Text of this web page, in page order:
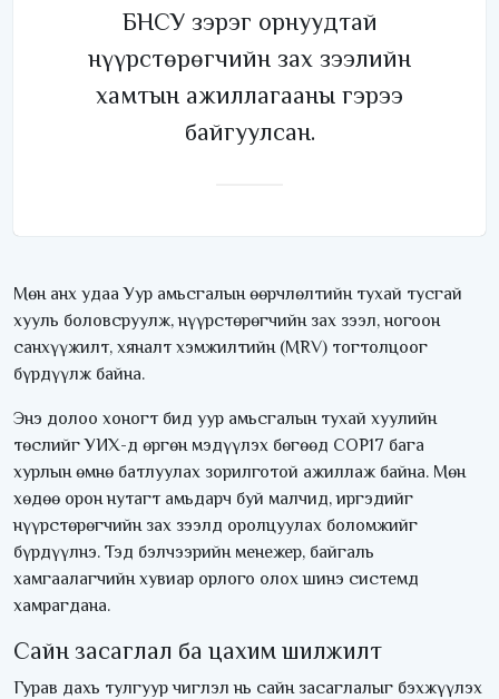
БНСУ зэрэг орнуудтай
нүүрстөрөгчийн зах зээлийн
хамтын ажиллагааны гэрээ
байгуулсан.
Мөн анх удаа Уур амьсгалын өөрчлөлтийн тухай тусгай
хууль боловсруулж, нүүрстөрөгчийн зах зээл, ногоон
санхүүжилт, хяналт хэмжилтийн (MRV) тогтолцоог
бүрдүүлж байна.
Энэ долоо хоногт бид уур амьсгалын тухай хуулийн
төслийг УИХ-д өргөн мэдүүлэх бөгөөд COP17 бага
хурлын өмнө батлуулах зорилготой ажиллаж байна. Мөн
хөдөө орон нутагт амьдарч буй малчид, иргэдийг
нүүрстөрөгчийн зах зээлд оролцуулах боломжийг
бүрдүүлнэ. Тэд бэлчээрийн менежер, байгаль
хамгаалагчийн хувиар орлого олох шинэ системд
хамрагдана.
Сайн засаглал ба цахим шилжилт
Гурав дахь тулгуур чиглэл нь сайн засаглалыг бэхжүүлэх